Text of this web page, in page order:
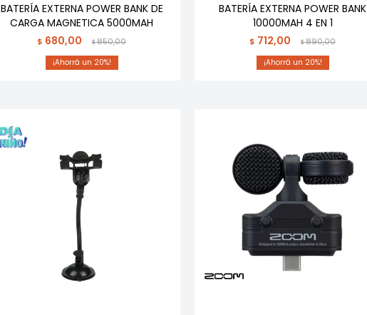
BATERÍA EXTERNA POWER BANK DE
CARGA MAGNETICA 5000MAH
$ 680,00 $850,00
20
BATERÍA EXTERNA POWER BANK
10000MAH 4 EN 1
$ 712,00 $890,00
20